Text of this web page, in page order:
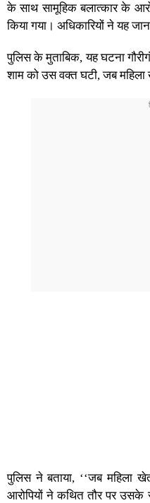
के साथ सामूहिक बलात्कार के
किया गया। अधिकारियों ने यह
पुलिस के मुताबिक, यह घटना
शाम को उस वक्त घटी, जब
पुलिस ने बताया, ‘‘जब महिला
आरोपियों ने कथित तौर पर उसके